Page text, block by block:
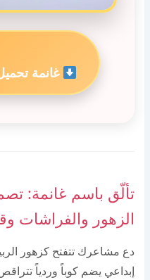
غانمة
تألّق باسم غانمة:
الزهور والفراشات
دع مشاعرك تتفتح كزهور
إبداعي يضم كوباً وردياً